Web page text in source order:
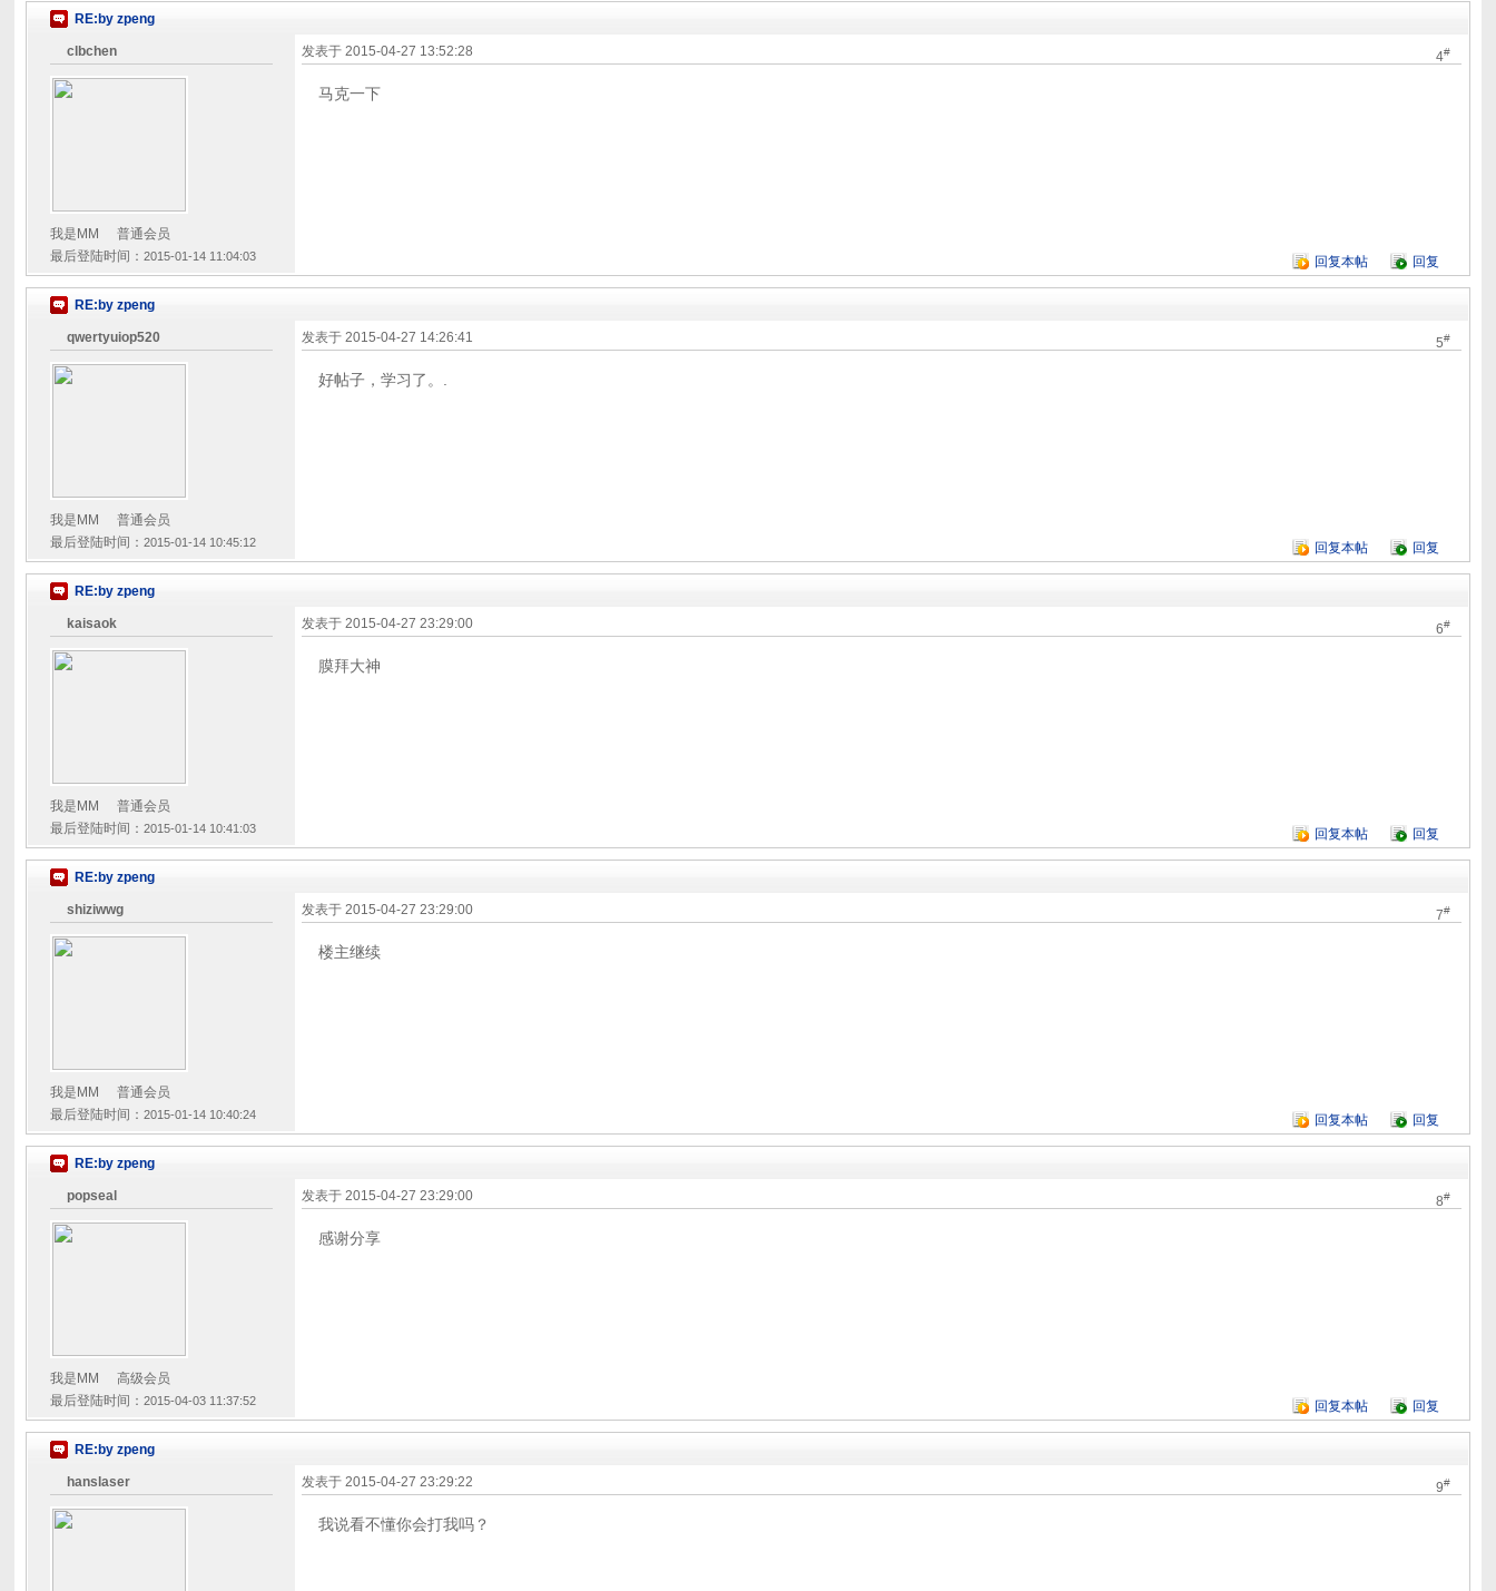
RE:by zpeng
clbchen
我是MM
普通会员
最后登陆时间：2015-01-14 11:04:03
4#
发表于2015-04-27 13:52:28
马克一下
回复
回复本帖
RE:by zpeng
qwertyuiop520
我是MM
普通会员
最后登陆时间：2015-01-14 10:45:12
5#
发表于2015-04-27 14:26:41
好帖子，学习了。.
回复
回复本帖
RE:by zpeng
kaisaok
我是MM
普通会员
最后登陆时间：2015-01-14 10:41:03
6#
发表于2015-04-27 23:29:00
膜拜大神
回复
回复本帖
RE:by zpeng
shiziwwg
我是MM
普通会员
最后登陆时间：2015-01-14 10:40:24
7#
发表于2015-04-27 23:29:00
楼主继续
回复
回复本帖
RE:by zpeng
popseal
我是MM
高级会员
最后登陆时间：2015-04-03 11:37:52
8#
发表于2015-04-27 23:29:00
感谢分享
回复
回复本帖
RE:by zpeng
hanslaser 9#
发表于2015-04-27 23:29:22
我说看不懂你会打我吗？